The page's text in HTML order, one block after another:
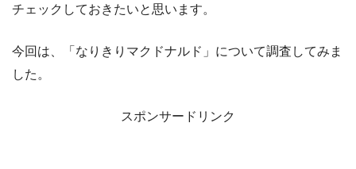
チェックしておきたいと思います。
今回は、「なりきりマクドナルド」について調査してみま
した。
スポンサードリンク